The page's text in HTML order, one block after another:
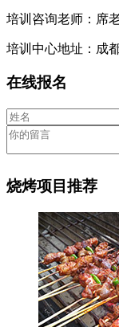
培训咨询老师：席
培训中心地址：成
在线报名
烧烤项目推荐